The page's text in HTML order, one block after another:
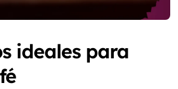
ideales para